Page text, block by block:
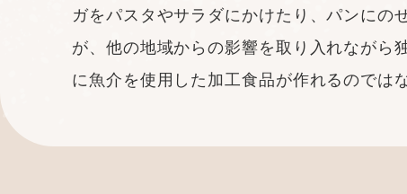
ガをパスタやサラダにかけたり、パンにの
が、他の地域からの影響を取り入れながら
に魚介を使用した加工食品が作れるのでは